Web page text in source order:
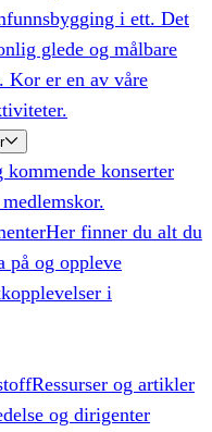
i ett. Det
glede og målbare
Kor er en av våre
kommende konserter
Her finner du alt du
på og oppleve
i
Ressurser og artikler
og dirigenter